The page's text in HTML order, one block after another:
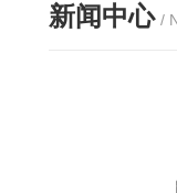
新闻中心 /